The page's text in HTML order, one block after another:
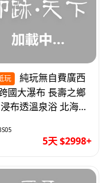
玩
國大瀑布 長壽之鄉
布透溫泉浴 北海銀
5天 $2998+